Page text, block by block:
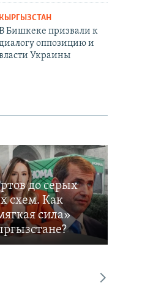
КЫРГЫЗСТАН
Бишкеке призвали к
оппозицию и
Украины
до серых
схем. Как
сила»